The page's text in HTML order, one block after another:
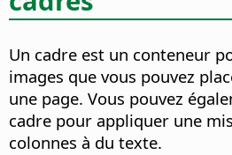
Un cadre est un conteneur
images que vous pouvez
une page. Vous pouvez
cadre pour appliquer une
colonnes à du texte.